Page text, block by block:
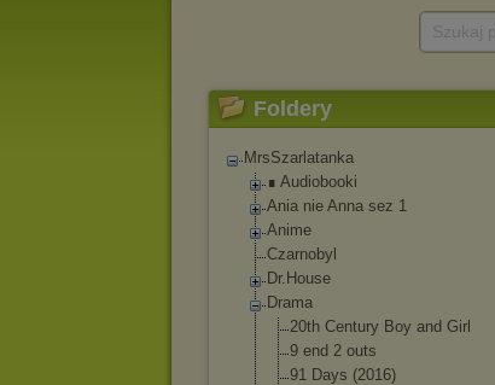
Foldery
MrsSzarlatanka
∎ Audiobooki
Ania nie Anna sez 1
Anime
Czarnobyl
Dr.House
Drama
20th Century Boy and Girl
9 end 2 outs
91 Days (2016)